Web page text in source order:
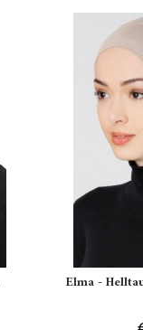
Elma -